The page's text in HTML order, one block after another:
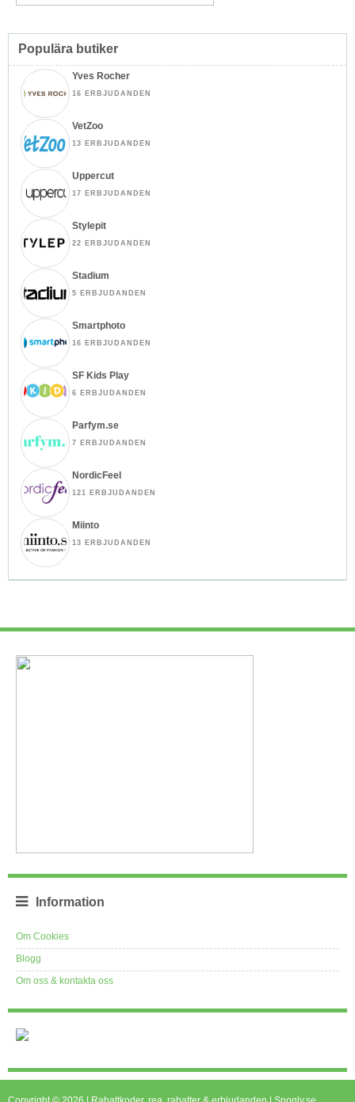
Populära butiker
Yves Rocher
16 ERBJUDANDEN
VetZoo
13 ERBJUDANDEN
Uppercut
17 ERBJUDANDEN
Stylepit
22 ERBJUDANDEN
Stadium
5 ERBJUDANDEN
Smartphoto
16 ERBJUDANDEN
SF Kids Play
6 ERBJUDANDEN
Parfym.se
7 ERBJUDANDEN
NordicFeel
121 ERBJUDANDEN
Miinto
13 ERBJUDANDEN
Information
Om Cookies
Blogg
Om oss & kontakta oss